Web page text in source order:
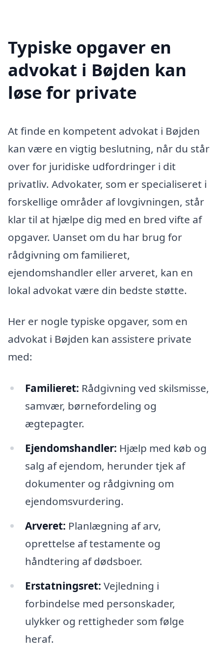
Typiske opgaver en
advokat i Bøjden kan
løse for private
At finde en kompetent advokat i Bøjden
kan være en vigtig beslutning, når du står
over for juridiske udfordringer i dit
privatliv. Advokater, som er specialiseret i
forskellige områder af lovgivningen, står
klar til at hjælpe dig med en bred vifte af
opgaver. Uanset om du har brug for
rådgivning om familieret,
ejendomshandler eller arveret, kan en
lokal advokat være din bedste støtte.
Her er nogle typiske opgaver, som en
advokat i Bøjden kan assistere private
med:
Familieret: Rådgivning ved skilsmisse,
samvær, børnefordeling og
ægtepagter.
Ejendomshandler: Hjælp med køb og
salg af ejendom, herunder tjek af
dokumenter og rådgivning om
ejendomsvurdering.
Arveret: Planlægning af arv,
oprettelse af testamente og
håndtering af dødsboer.
Erstatningsret: Vejledning i
forbindelse med personskader,
ulykker og rettigheder som følge
heraf.